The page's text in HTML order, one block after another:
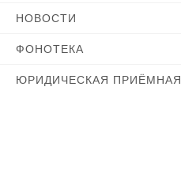
НОВОСТИ
ФОНОТЕКА
ЮРИДИЧЕСКАЯ ПРИЁМНАЯ